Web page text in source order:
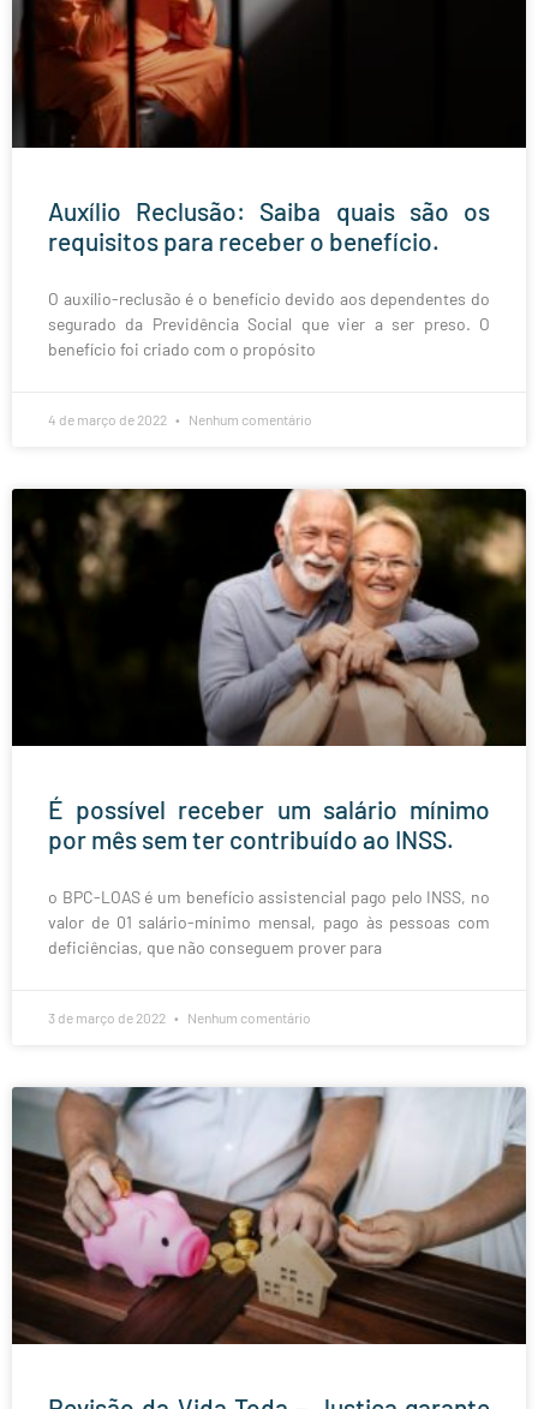
Auxílio Reclusão: Saiba quais são os
requisitos para receber o benefício.
O auxílio-reclusão é o benefício devido aos dependentes do
segurado da Previdência Social que vier a ser preso. O
benefício foi criado com o propósito
4 de março de 2022 Nenhum comentário
É possível receber um salário mínimo
por mês sem ter contribuído ao INSS.
o BPC-LOAS é um benefício assistencial pago pelo INSS, no
valor de 01 salário-mínimo mensal, pago às pessoas com
deficiências, que não conseguem prover para
3 de março de 2022 Nenhum comentário